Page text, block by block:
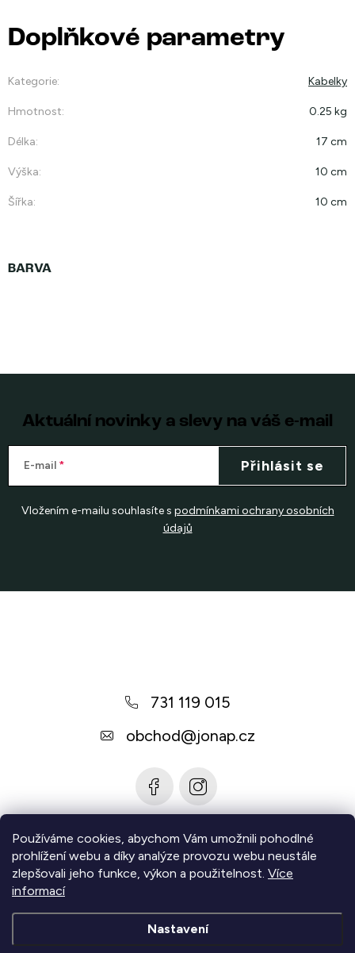
Používáme cookies, abychom Vám umožnili pohodlné
prohlížení webu a díky analýze provozu webu neustále
zlepšovali jeho funkce, výkon a použitelnost. Více
informací
Nastavení
Doplňkové parametry
Kategorie: Kabelky
Hmotnost: 0.25 kg
Délka: 17 cm
Výška: 10 cm
Šířka: 10 cm
Aktuální novinky a slevy na váš e-mail
E-mail
Vložením e-mailu souhlasíte s podmínkami ochrany osobních
údajů
Přihlásit se
731 119 015
obchod@jonap.cz
Informace pro vás
Zjistěte více